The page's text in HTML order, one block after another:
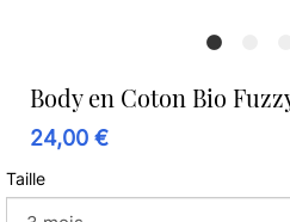
Body en Coton Bio
24,00 €
Taille